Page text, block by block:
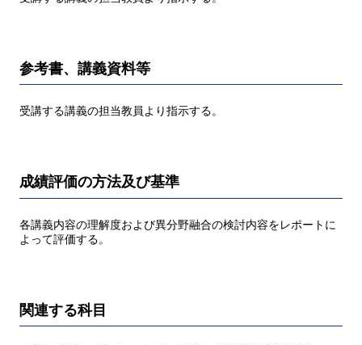
参考書、講義資料等
受講する講義の担当教員より指示する。
成績評価の方法及び基準
各講義内容の理解度および異分野融合の検討内容をレポートに
よって評価する。
関連する科目